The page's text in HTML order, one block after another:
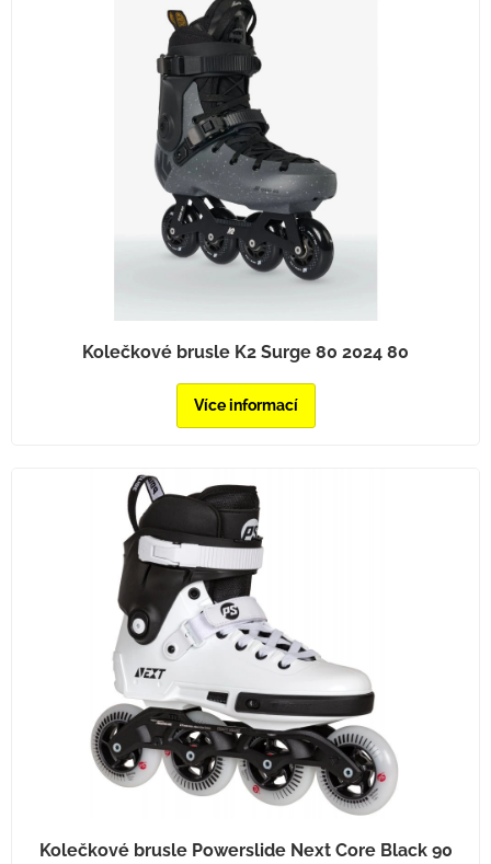
Kolečkové brusle K2 Surge 80 2024 80
Více informací
Kolečkové brusle Powerslide Next Core Black 90